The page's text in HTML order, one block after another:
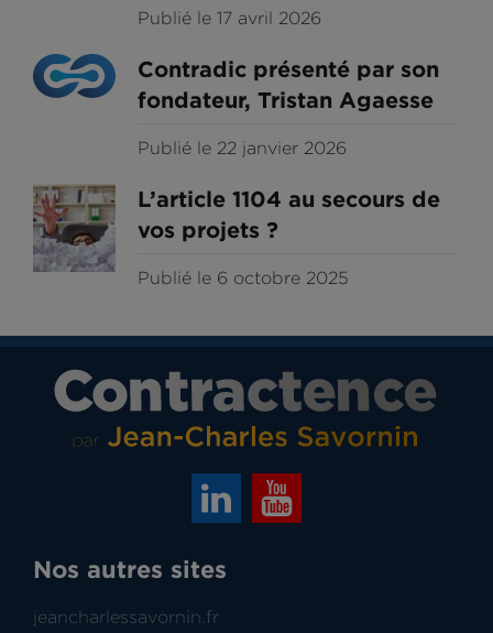
Publié le 17 avril 2026
Contradic présenté par son
fondateur, Tristan Agaesse
Publié le 22 janvier 2026
L’article 1104 au secours de
vos projets ?
Publié le 6 octobre 2025
Nos autres sites
jeancharlessavornin.fr